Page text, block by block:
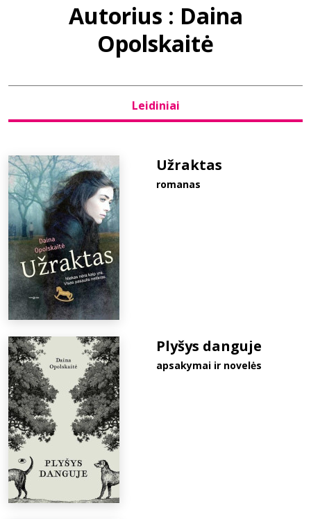
Naujienos
Bibliotekoms
D.U.K.
Autorius : Daina
Opolskaitė
Leidiniai
Užraktas
romanas
Plyšys danguje
apsakymai ir novelės